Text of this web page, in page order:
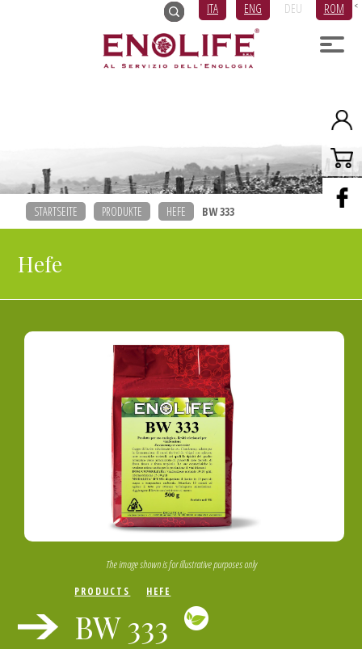
ITA ENG DEU ROM <
STARTSEITE PRODUKTE HEFE BW 333
Hefe
The image shown is for illustrative purposes only
PRODUCTS HEFE
BW 333